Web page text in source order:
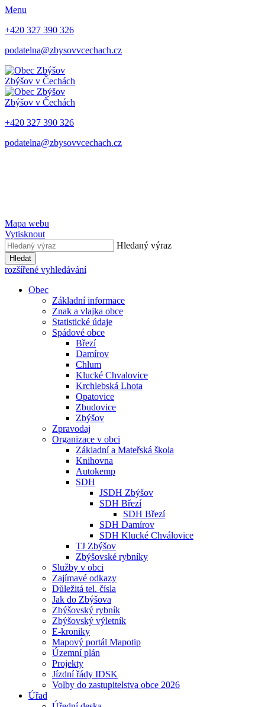
Menu
+420 327 390 326
podatelna@zbysovvcechach.cz
Zbýšov v Čechách
Zbýšov v Čechách
+420 327 390 326
podatelna@zbysovvcechach.cz
Mapa webu
Vytisknout
Hledaný výraz
Hledat
rozšířené vyhledávání
Obec
Základní informace
Znak a vlajka obce
Statistické údaje
Spádové obce
Březí
Damírov
Chlum
Klucké Chvalovice
Krchlebská Lhota
Opatovice
Zbudovice
Zbýšov
Zpravodaj
Organizace v obci
Základní a Mateřská škola
Knihovna
Autokemp
SDH
JSDH Zbýšov
SDH Březí
SDH Březí
SDH Damírov
SDH Klucké Chválovice
TJ Zbýšov
Zbýšovské rybníky
Služby v obci
Zajímavé odkazy
Důležitá tel. čísla
Jak do Zbýšova
Zbýšovský rybník
Zbýšovský výletník
E-kroniky
Mapový portál Mapotip
Územní plán
Projekty
Jízdní řády IDSK
Volby do zastupitelstva obce 2026
Úřad